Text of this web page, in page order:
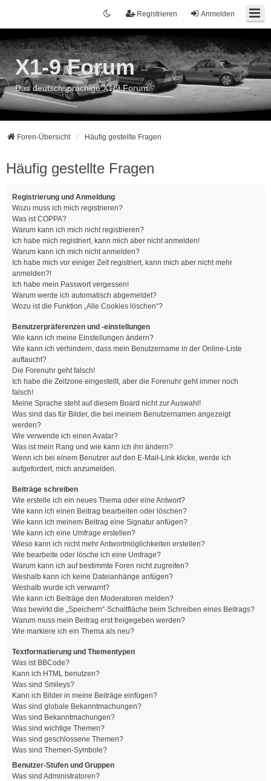
Anmelden
Registrieren
X1-9 Forum
Das deutschsprachige X1/9 Forum
Foren-Übersicht Häufig gestellte Fragen
Häufig gestellte Fragen
Registrierung und Anmeldung
Wozu muss ich mich registrieren?
Was ist COPPA?
Warum kann ich mich nicht registrieren?
Ich habe mich registriert, kann mich aber nicht anmelden!
Warum kann ich mich nicht anmelden?
Ich habe mich vor einiger Zeit registriert, kann mich aber nicht mehr
anmelden?!
Ich habe mein Passwort vergessen!
Warum werde ich automatisch abgemeldet?
Wozu ist die Funktion „Alle Cookies löschen“?
Benutzerpräferenzen und -einstellungen
Wie kann ich meine Einstellungen ändern?
Wie kann ich verhindern, dass mein Benutzername in der Online-Liste
auftaucht?
Die Forenuhr geht falsch!
Ich habe die Zeitzone eingestellt, aber die Forenuhr geht immer noch
falsch!
Meine Sprache steht auf diesem Board nicht zur Auswahl!
Was sind das für Bilder, die bei meinem Benutzernamen angezeigt
werden?
Wie verwende ich einen Avatar?
Was ist mein Rang und wie kann ich ihn ändern?
Wenn ich bei einem Benutzer auf den E-Mail-Link klicke, werde ich
aufgefordert, mich anzumelden.
Beiträge schreiben
Wie erstelle ich ein neues Thema oder eine Antwort?
Wie kann ich einen Beitrag bearbeiten oder löschen?
Wie kann ich meinem Beitrag eine Signatur anfügen?
Wie kann ich eine Umfrage erstellen?
Wieso kann ich nicht mehr Antwortmöglichkeiten erstellen?
Wie bearbeite oder lösche ich eine Umfrage?
Warum kann ich auf bestimmte Foren nicht zugreifen?
Weshalb kann ich keine Dateianhänge anfügen?
Weshalb wurde ich verwarnt?
Wie kann ich Beiträge den Moderatoren melden?
Was bewirkt die „Speichern“-Schaltfläche beim Schreiben eines Beitrags?
Warum muss mein Beitrag erst freigegeben werden?
Wie markiere ich ein Thema als neu?
Textformatierung und Thementypen
Was ist BBCode?
Kann ich HTML benutzen?
Was sind Smileys?
Kann ich Bilder in meine Beiträge einfügen?
Was sind globale Bekanntmachungen?
Was sind Bekanntmachungen?
Was sind wichtige Themen?
Was sind geschlossene Themen?
Was sind Themen-Symbole?
Benutzer-Stufen und Gruppen
Was sind Administratoren?